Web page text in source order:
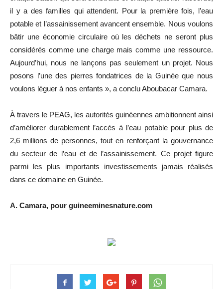
il y a des familles qui attendent. Pour la première fois, l’eau
potable et l’assainissement avancent ensemble. Nous voulons
bâtir une économie circulaire où les déchets ne seront plus
considérés comme une charge mais comme une ressource.
Aujourd’hui, nous ne lançons pas seulement un projet. Nous
posons l’une des pierres fondatrices de la Guinée que nous
voulons léguer à nos enfants », a conclu Aboubacar Camara.
À travers le PEAG, les autorités guinéennes ambitionnent ainsi
d’améliorer durablement l’accès à l’eau potable pour plus de
2,6 millions de personnes, tout en renforçant la gouvernance
du secteur de l’eau et de l’assainissement. Ce projet figure
parmi les plus importants investissements jamais réalisés
dans ce domaine en Guinée.
A. Camara, pour guineeminesnature.com